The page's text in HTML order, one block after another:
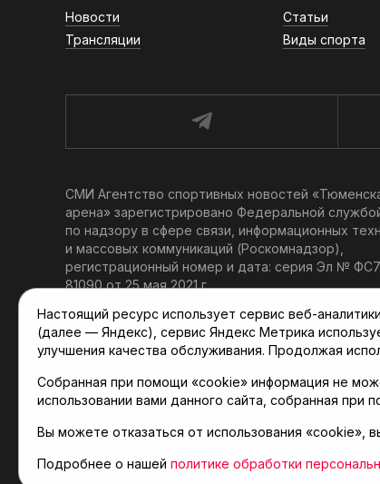
Новости Статьи
Трансляции
Виды спорта
СМИ Агентство спортивных новостей
арена» зарегистрировано Федеральной
по надзору в сфере связи, информационных
и массовых коммуникаций (Роскомнадзор),
регистрационный номер и дата: серия Эл №
81090 от 25 мая 2021 г.
Главный редактор: Мартынов В. В.
При использовании материалов ссылка
Политика конфиденциальности
© 2001-2026 Агентство спортивных новостей
Карта сайта
Настоящий ресурс использует сервис веб-
(далее — Яндекс), сервис Яндекс Метрика
улучшения качества обслуживания. Продолжая
Собранная при помощи «cookie» информация не
использовании вами данного сайта, собранная
Вы можете отказаться от использования «cookie»,
Подробнее о нашей политике обработки